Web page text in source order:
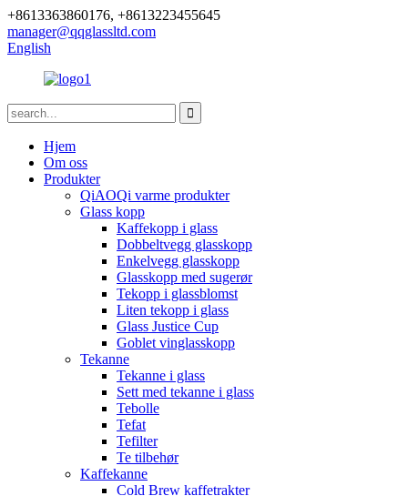
+8613363860176, +8613223455645
manager@qqglassltd.com
English
Hjem
Om oss
Produkter
QiAOQi varme produkter
Glass kopp
Kaffekopp i glass
Dobbeltvegg glasskopp
Enkelvegg glasskopp
Glasskopp med sugerør
Tekopp i glassblomst
Liten tekopp i glass
Glass Justice Cup
Goblet vinglasskopp
Tekanne
Tekanne i glass
Sett med tekanne i glass
Tebolle
Tefat
Tefilter
Te tilbehør
Kaffekanne
Cold Brew kaffetrakter